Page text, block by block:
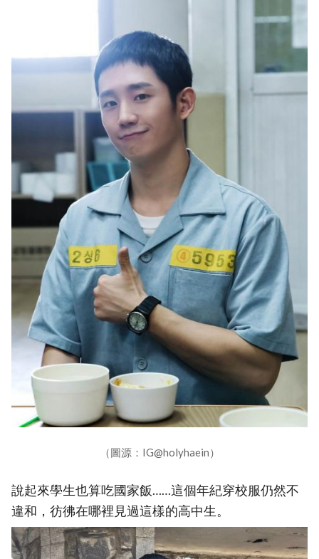
（圖源：IG@holyhaein）
說起來學生也算吃國家飯……這個年紀穿校服仍然不
違和，彷彿在哪裡見過這樣的高中生。